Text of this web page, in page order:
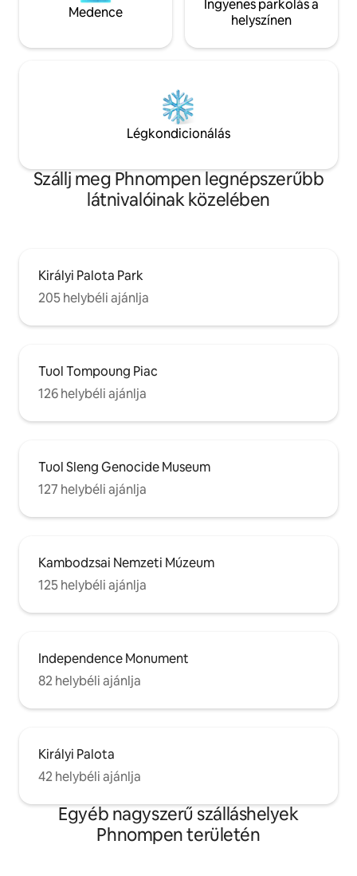
Medence
Ingyenes parkolás a
helyszínen
Légkondicionálás
Szállj meg Phnompen legnépszerűbb
látnivalóinak közelében
Királyi Palota Park
205 helybéli ajánlja
Tuol Tompoung Piac
126 helybéli ajánlja
Tuol Sleng Genocide Museum
127 helybéli ajánlja
Kambodzsai Nemzeti Múzeum
125 helybéli ajánlja
Independence Monument
82 helybéli ajánlja
Királyi Palota
42 helybéli ajánlja
Egyéb nagyszerű szálláshelyek
Phnompen területén